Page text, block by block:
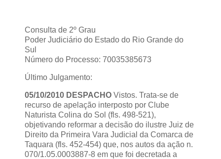
Consulta de 2º Grau
Poder Judiciário do Estado do Rio Grande do
Sul
Número do Processo: 70035385673
Último Julgamento:
05/10/2010 DESPACHO Vistos. Trata-se de
recurso de apelação interposto por Clube
Naturista Colina do Sol (fls. 498-521),
objetivando reformar a decisão do ilustre Juiz de
Direito da Primeira Vara Judicial da Comarca de
Taquara (fls. 452-454) que, nos autos da ação n.
070/1.05.0003887-8 em que foi decretada a